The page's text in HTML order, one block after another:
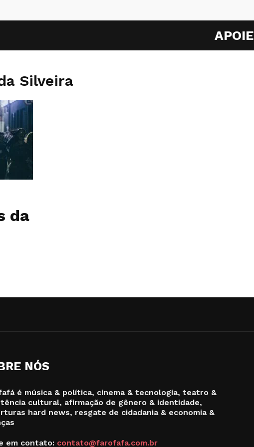
APOIE
Silveira
da
NÓS
é música & política, cinema & tecnologia, teatro &
cultural, afirmação de gênero & identidade,
hard news, resgate de cidadania & economia &
em contato: contato@farofafa.com.br